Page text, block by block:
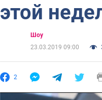
этой
Шоу
23.03.2019 09:00
2